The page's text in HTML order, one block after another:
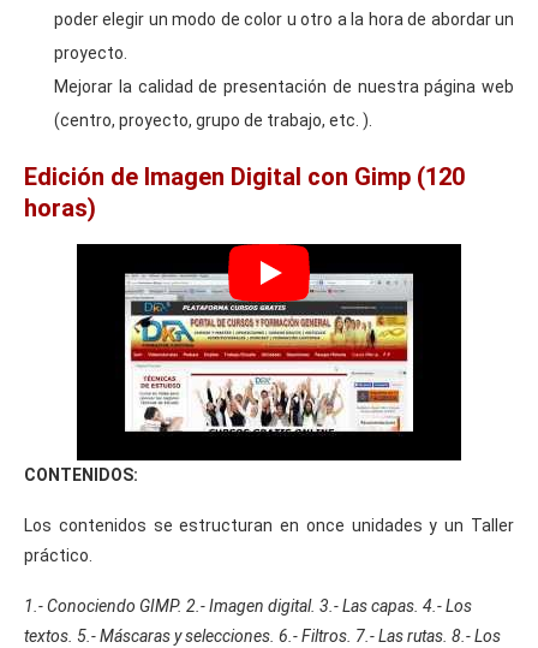
poder elegir un modo de color u otro a la hora de abordar un
proyecto.
Mejorar la calidad de presentación de nuestra página web
(centro, proyecto, grupo de trabajo, etc. ).
Edición de Imagen Digital con Gimp (120
horas)
CONTENIDOS:
Los contenidos se estructuran en once unidades y un Taller
práctico.
1.- Conociendo GIMP. 2.- Imagen digital. 3.- Las capas. 4.- Los
textos. 5.- Máscaras y selecciones. 6.- Filtros. 7.- Las rutas. 8.- Los